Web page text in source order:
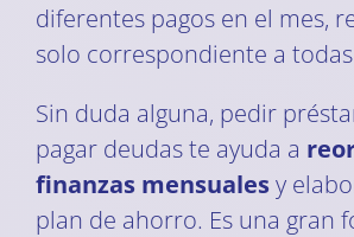
diferentes pagos en el mes,
solo correspondiente a
Sin duda alguna, pedir
pagar deudas te ayuda a
finanzas mensualesy
plan de ahorro. Es una gran